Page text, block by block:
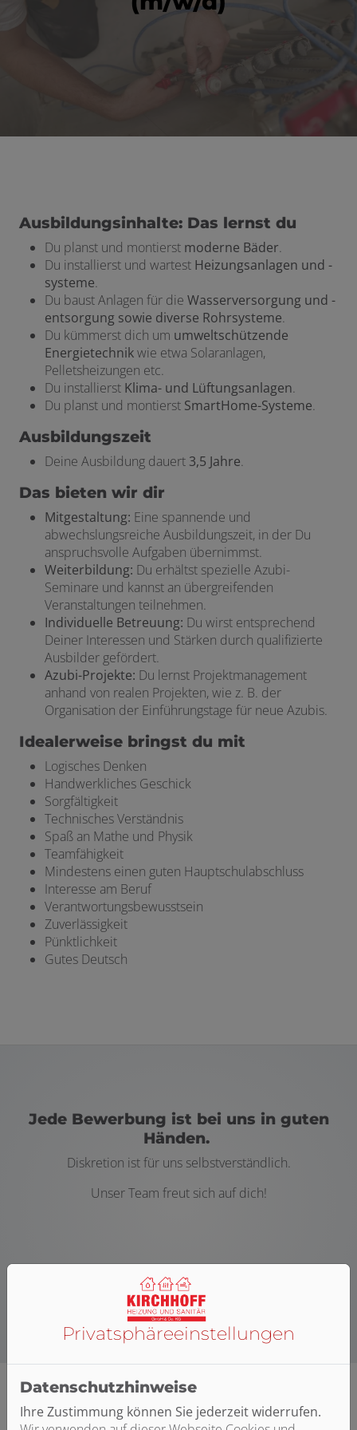
Ausbildungsinhalte: Das lernst du
Du planst und montierst moderne Bäder.
Du installierst und wartest Heizungsanlagen und -
systeme.
Du baust Anlagen für die Wasserversorgung und -
entsorgung sowie diverse Rohrsysteme.
Du kümmerst dich um umweltschützende
Energietechnikwie etwa Solaranlagen,
Pelletsheizungen etc.
Du installierst Klima- und Lüftungsanlagen.
Du planst und montierst SmartHome-Systeme.
Ausbildungszeit
Deine Ausbildung dauert 3,5 Jahre.
Das bieten wir dir
Mitgestaltung: Eine spannende und
abwechslungsreiche Ausbildungszeit, in der Du
anspruchsvolle Aufgaben übernimmst.
Weiterbildung: Du erhältst spezielle Azubi-
Seminare und kannst an übergreifenden
Veranstaltungen teilnehmen.
Individuelle Betreuung: Du wirst entsprechend
Deiner Interessen und Stärken durch qualifizierte
Ausbilder gefördert.
Azubi-Projekte: Du lernst Projektmanagement
anhand von realen Projekten, wie z. B. der
Organisation der Einführungstage für neue Azubis.
Idealerweise bringst du mit
Logisches Denken
Handwerkliches Geschick
Sorgfältigkeit
Technisches Verständnis
Spaß an Mathe und Physik
Teamfähigkeit
Mindestens einen guten Hauptschulabschluss
Interesse am Beruf
Verantwortungsbewusstsein
Zuverlässigkeit
Pünktlichkeit
Gutes Deutsch
Jede Bewerbung ist bei uns in guten
Händen.
Diskretion ist für uns selbstverständlich.
Unser Team freut sich auf dich!
Jetzt bewerben!
Persönlicher Ansprechpartner
schließen
Privatsphäre­einstellungen
Datenschutzhinweise
Ihre Zustimmung können Sie jederzeit widerrufen.